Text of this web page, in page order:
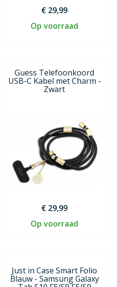
€ 29,99
Op voorraad
Guess Telefoonkoord
USB-C Kabel met Charm -
Zwart
€ 29,99
Op voorraad
Just in Case Smart Folio
Blauw - Samsung Galaxy